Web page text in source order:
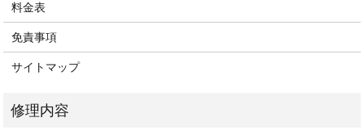
料金表
免責事項
サイトマップ